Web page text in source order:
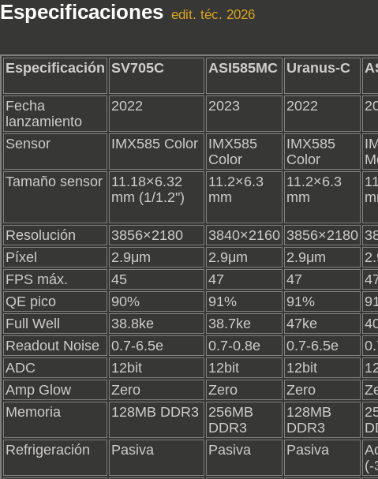
Especificaciones edit. téc. 2026
Especificación SV705C ASI585MC Uranus-C
Fecha
lanzamiento
2022 2023 2022
Sensor IMX585 Color
IMX585
Color
IMX585
Color
Tamaño sensor 11.18×6.32
mm (1/1.2")
11.2×6.3
mm
11.2×6.3
mm
Resolución 3856×2180 3840×2160 3856×2180
Píxel
2.9μm 2.9μm 2.9μm
FPS máx.
45 47 47
QE pico
90% 91% 91%
Full Well
38.8ke 38.7ke 47ke
Readout Noise
0.7-6.5e 0.7-0.8e 0.7-6.5e
ADC
12bit 12bit 12bit
Amp Glow
Zero Zero Zero
Memoria
128MB DDR3
256MB
DDR3
128MB
DDR3
Refrigeración
Pasiva Pasiva Pasiva
(-